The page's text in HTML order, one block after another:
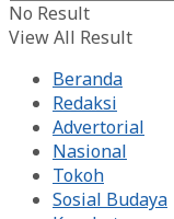
No Result
View All Result
Beranda
Redaksi
Advertorial
Nasional
Tokoh
Sosial Budaya